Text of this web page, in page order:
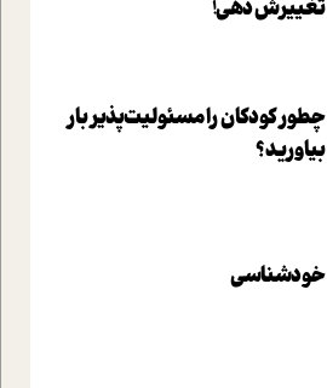
تغييرش دهي!‏
چطور کودکان را مسئولیت‌پذیر بار
بیاورید؟
خودشناسی